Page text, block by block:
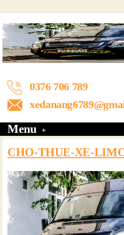
0376 706 789
Menu
CHO-THUE-XE-